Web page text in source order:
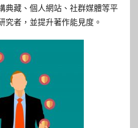
典藏、個人網站、社群媒體等平
究者，並提升著作能見度。